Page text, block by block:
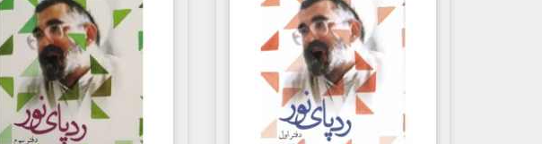
من جبر در اختیار و اخیار در عمل دارم ; یعنی مجبورم مختار باشم و مختارم
مکثی کردم و گویی اکسیژن تازه ای به همه ی سلول های مغزم رسیده باشد
( ردپای نور /جلد اول / صفحه 85 و 86 )
مولف: سید عبدالرضا هاشمی ارسنجانی
ناشر : انتشارات شهید کاظمی